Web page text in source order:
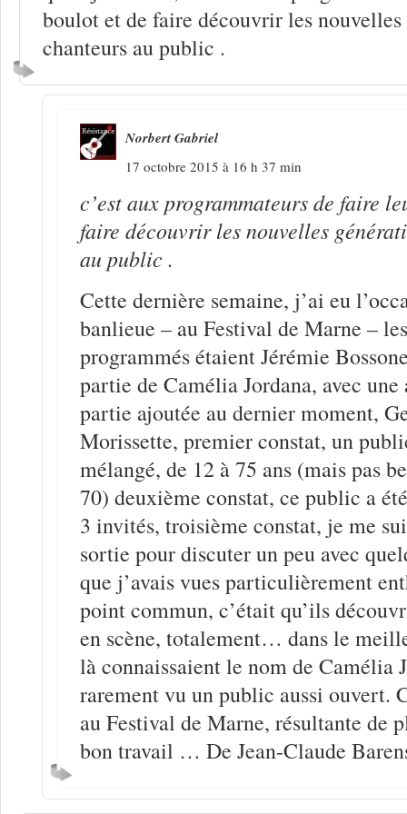
boulot et de faire découvrir les nouvelles
chanteurs au public .
Norbert Gabriel
17 octobre 2015 à 16 h 37 min
c’est aux programmateurs de faire
faire découvrir les nouvelles
au public .
Cette dernière semaine, j’ai eu
banlieue – au Festival de Marne –
programmés étaient Jérémie
partie de Camélia Jordana, avec
partie ajoutée au dernier moment,
Morissette, premier constat, un
mélangé, de 12 à 75 ans (mais pas
70) deuxième constat, ce public a
3 invités, troisième constat, je me
sortie pour discuter un peu avec
que j’avais vues particulièrement
point commun, c’était qu’ils
en scène, totalement… dans le
là connaissaient le nom de Camélia
rarement vu un public aussi ouvert.
au Festival de Marne, résultante de
bon travail … De Jean-Claude